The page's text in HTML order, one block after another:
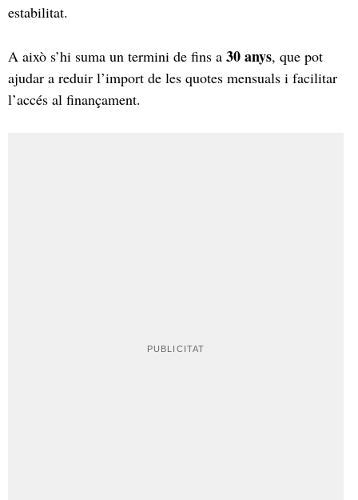
estabilitat.
A això s’hi suma un termini de fins a 30 anys, que pot
ajudar a reduir l’import de les quotes mensuals i facilitar
l’accés al finançament.